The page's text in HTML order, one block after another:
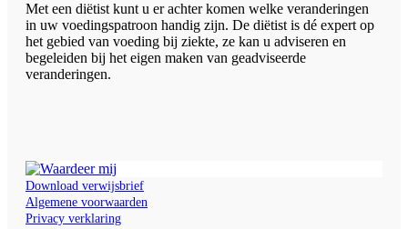
Met een diëtist kunt u er achter komen welke veranderingen
in uw voedingspatroon handig zijn. De diëtist is dé expert op
het gebied van voeding bij ziekte, ze kan u adviseren en
begeleiden bij het eigen maken van geadviseerde
veranderingen.
Download verwijsbrief
Algemene voorwaarden
Privacy verklaring